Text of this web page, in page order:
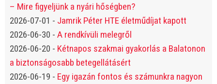
– Mire figyeljünk a nyári hőségben?
2026-07-01 - Jamrik Péter HTE életműdíjat kapott
2026-06-30 - A rendkívüli melegről
2026-06-20 - Kétnapos szakmai gyakorlás a Balatonon
a biztonságosabb betegellátásért
2026-06-19 - Egy igazán fontos és számunkra nagyon